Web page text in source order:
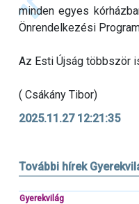
minden egyes
Önrendelkezési
Az Esti Újság többször
( Csákány Tibor)
2025.11.27 12:21:35
További hírek
Gyerekvilág